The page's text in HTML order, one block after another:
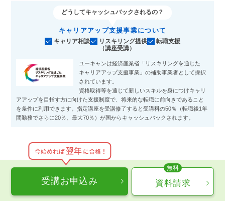
どうしてキャッシュバックされるの？
キャリアアップ支援事業について
キャリア相談
リスキリング提供
（講座受講）
転職支援
ユーキャンは経済産業省「リスキリングを通じた
キャリアアップ支援事業」の補助事業者として採択
されています。
資格取得等を通じて新しいスキルを身につけキャリ
アアップを目指す方に向けた支援制度で、将来的な転職に前向きであること
を条件に利用できます。指定講座を受講修了すると受講料の50％（転職後1年
間勤務でさらに20％、最大70％）が国からキャッシュバックされます。
受講お申込み
今始めれば翌年に合格！
資料請求